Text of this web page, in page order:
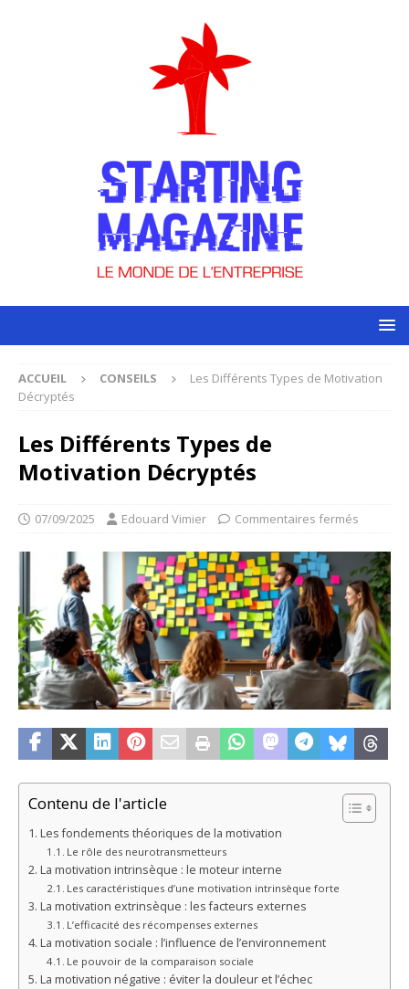
ACCUEIL CONSEILS
Les Différents Types de Motivation
Décryptés
Les Différents Types de
Motivation Décryptés
07/09/2025 Edouard Vimier Commentaires fermés
Contenu de l'article
Les fondements théoriques de la motivation
Le rôle des neurotransmetteurs
La motivation intrinsèque : le moteur interne
Les caractéristiques d’une motivation intrinsèque forte
La motivation extrinsèque : les facteurs externes
L’efficacité des récompenses externes
La motivation sociale : l’influence de l’environnement
Le pouvoir de la comparaison sociale
La motivation négative : éviter la douleur et l’échec